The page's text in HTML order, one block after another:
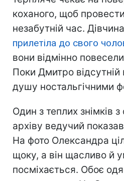
коханого, щоб
незабутній час.
прилетіла до свого
вони відмінно
Поки Дмитро відсутній
душу ностальгічними
Один з теплих знімків
архіву ведучий
На фото Олександра
щоку, а він щасливо й
посміхається. Обоє